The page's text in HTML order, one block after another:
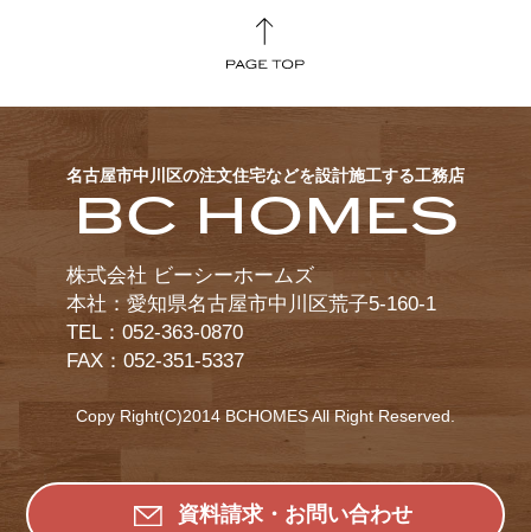
資料請求・お問い合わせ
名古屋市中川区の注文住宅などを設計施工する工務店
BC HOMES
株式会社 ビーシーホームズ
本社：愛知県名古屋市中川区荒子5-160-1
TEL：052-363-0870
FAX：052-351-5337
Copy Right(C)2014 BCHOMES All Right Reserved.